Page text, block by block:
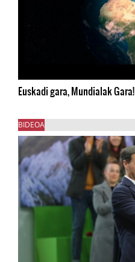
Euskadi gara, Mundialak Gara!
BIDEOA